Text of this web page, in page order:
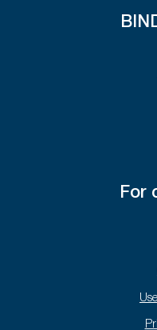
For